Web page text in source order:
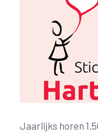
Jaarlijks horen